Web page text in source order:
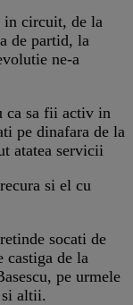
in circuit, de la
de partid, la
ne-a
ca sa fii activ in
pe dinafara de la
atatea servicii
si el cu
socati de
castiga de la
pe urmele
altii.